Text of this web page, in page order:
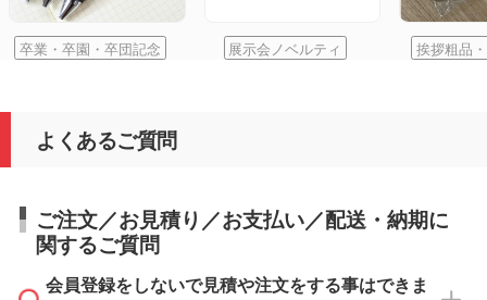
卒業・卒園・卒団記念 展示会ノベルティ 挨拶粗品
よくあるご質問
ご注文／お見積り／お支払い／配送・納期に
関するご質問
会員登録をしないで見積や注文をする事はできま